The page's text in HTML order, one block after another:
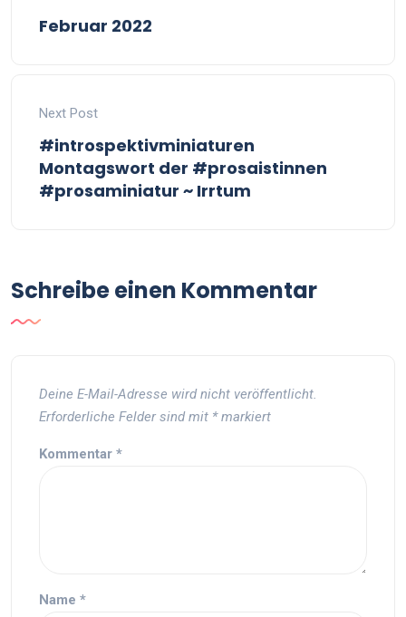
Februar 2022
Next Post
#introspektivminiaturen
Montagswort der #prosaistinnen
#prosaminiatur ~ Irrtum
Schreibe einen Kommentar
Deine E-Mail-Adresse wird nicht veröffentlicht.
Erforderliche Felder sind mit *markiert
Kommentar *
Name *